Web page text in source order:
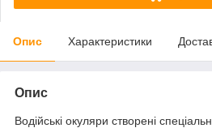
Опис Характеристики
Опис
Водійські окуляри створені